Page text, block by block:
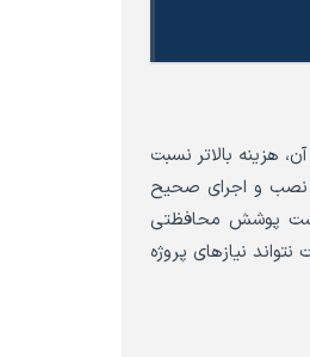
هزینه بالاتر نسبت
نصب و اجرای صحیح
پوشش محافظتی
نیازهای پروژه